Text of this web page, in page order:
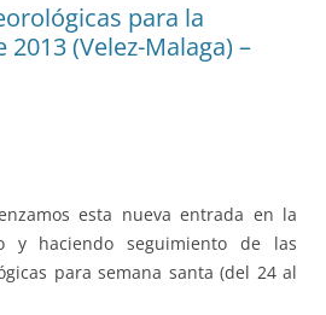
para la
2013 (Velez-Malaga) –
esta nueva entrada en la
y haciendo seguimiento de las
para semana santa (del 24 al